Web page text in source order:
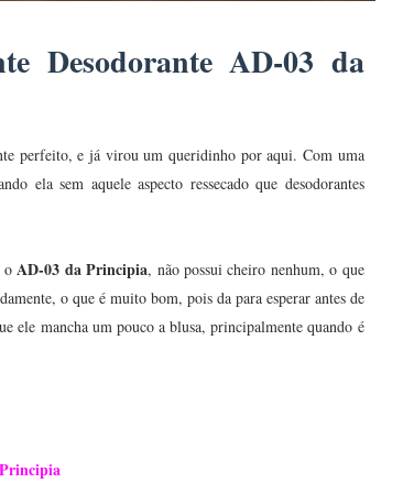
Desodorante AD-03 da
perfeito, e já virou um queridinho por aqui. Com uma
ela sem aquele aspecto ressecado que desodorantes
o AD-03 da Principia, não possui cheiro nenhum, o que
o que é muito bom, pois da para esperar antes de
ele mancha um pouco a blusa, principalmente quando é